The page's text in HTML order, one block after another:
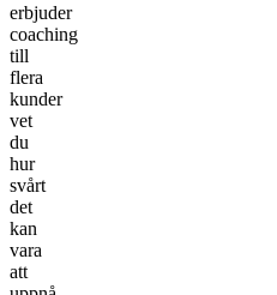
erbjuder
coaching
till
flera
kunder
vet
du
hur
svårt
det
kan
vara
att